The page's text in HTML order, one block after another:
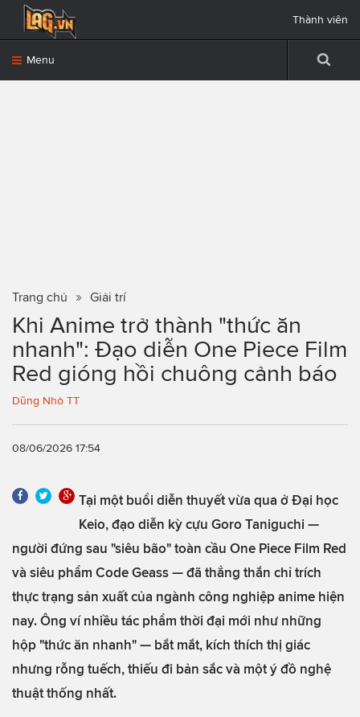
Menu
Thành viên
Trang chủ Giải trí
Khi Anime trở thành "thức ăn
nhanh": Đạo diễn One Piece Film
Red gióng hồi chuông cảnh báo
Dũng Nhỏ TT
08/06/2026 17:54
Tại một buổi diễn thuyết vừa qua ở Đại học
Keio, đạo diễn kỳ cựu Goro Taniguchi —
người đứng sau "siêu bão" toàn cầu One Piece Film Red
và siêu phẩm Code Geass — đã thẳng thắn chỉ trích
thực trạng sản xuất của ngành công nghiệp anime hiện
nay. Ông ví nhiều tác phẩm thời đại mới như những
hộp "thức ăn nhanh" — bắt mắt, kích thích thị giác
nhưng rỗng tuếch, thiếu đi bản sắc và một ý đồ nghệ
thuật thống nhất.